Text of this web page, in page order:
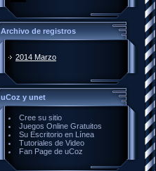
Archivo de registros
2014 Marzo
uCoz y unet
Cree su sitio
Juegos Online Gratuitos
Su Escritorio en Línea
Tutoriales de Video
Fan Page de uCoz